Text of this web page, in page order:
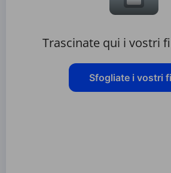
Trascinate qui i vostri
Sfogliate i vostri